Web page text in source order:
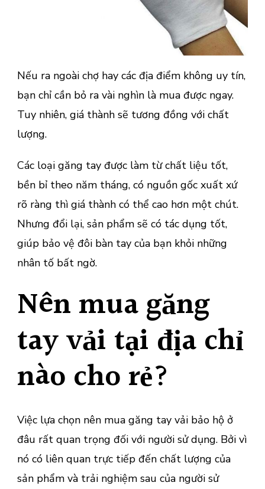
Nếu ra ngoài chợ hay các địa điểm không uy tín,
bạn chỉ cần bỏ ra vài nghìn là mua được ngay.
Tuy nhiên, giá thành sẽ tương đồng với chất
lượng.
Các loại găng tay được làm từ chất liệu tốt,
bền bỉ theo năm tháng, có nguồn gốc xuất xứ
rõ ràng thì giá thành có thể cao hơn một chút.
Nhưng đổi lại, sản phẩm sẽ có tác dụng tốt,
giúp bảo vệ đôi bàn tay của bạn khỏi những
nhân tố bất ngờ.
Nên mua găng
tay vải tại địa chỉ
nào cho rẻ?
Việc lựa chọn nên mua găng tay vải bảo hộ ở
đâu rất quan trọng đối với người sử dụng. Bởi vì
nó có liên quan trực tiếp đến chất lượng của
sản phẩm và trải nghiệm sau của người sử